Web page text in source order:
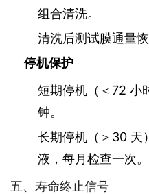
组合清洗。
清洗后测试膜通量
停机保护
短期停机（＜72 小
钟。
长期停机（＞30 天
液，每月检查一次。
五、寿命终止信号